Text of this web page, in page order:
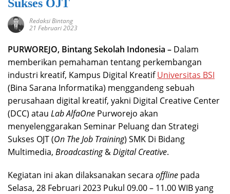
Sukses OJT
Redaksi Bintang
21 Februari 2023
PURWOREJO, Bintang Sekolah Indonesia – Dalam
memberikan pemahaman tentang perkembangan
industri kreatif, Kampus Digital KreatifUniversitas BSI
(Bina Sarana Informatika) menggandeng sebuah
perusahaan digital kreatif, yakni Digital Creative Center
(DCC) atau Lab AlfaOne Purworejo akan
menyelenggarakan Seminar Peluang dan Strategi
Sukses OJT (On The Job Training) SMK Di Bidang
Multimedia, Broadcasting&Digital Creative.
Kegiatan ini akan dilaksanakan secara offline pada
Selasa, 28 Februari 2023 Pukul 09.00 – 11.00 WIB yang